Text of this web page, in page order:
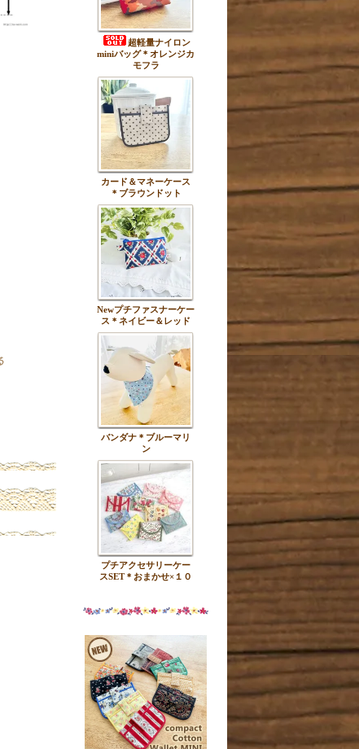
超軽量ナイロン
miniバッグ＊オレンジカ
モフラ
カード＆マネーケース
＊ブラウンドット
Newプチファスナーケー
ス＊ネイビー＆レッド
バンダナ＊ブルーマリ
ン
プチアクセサリーケー
スSET＊おまかせ×１０